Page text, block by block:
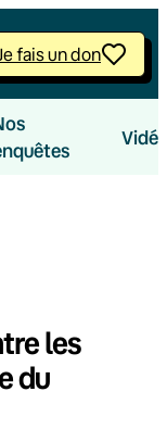
fais un don
les
du